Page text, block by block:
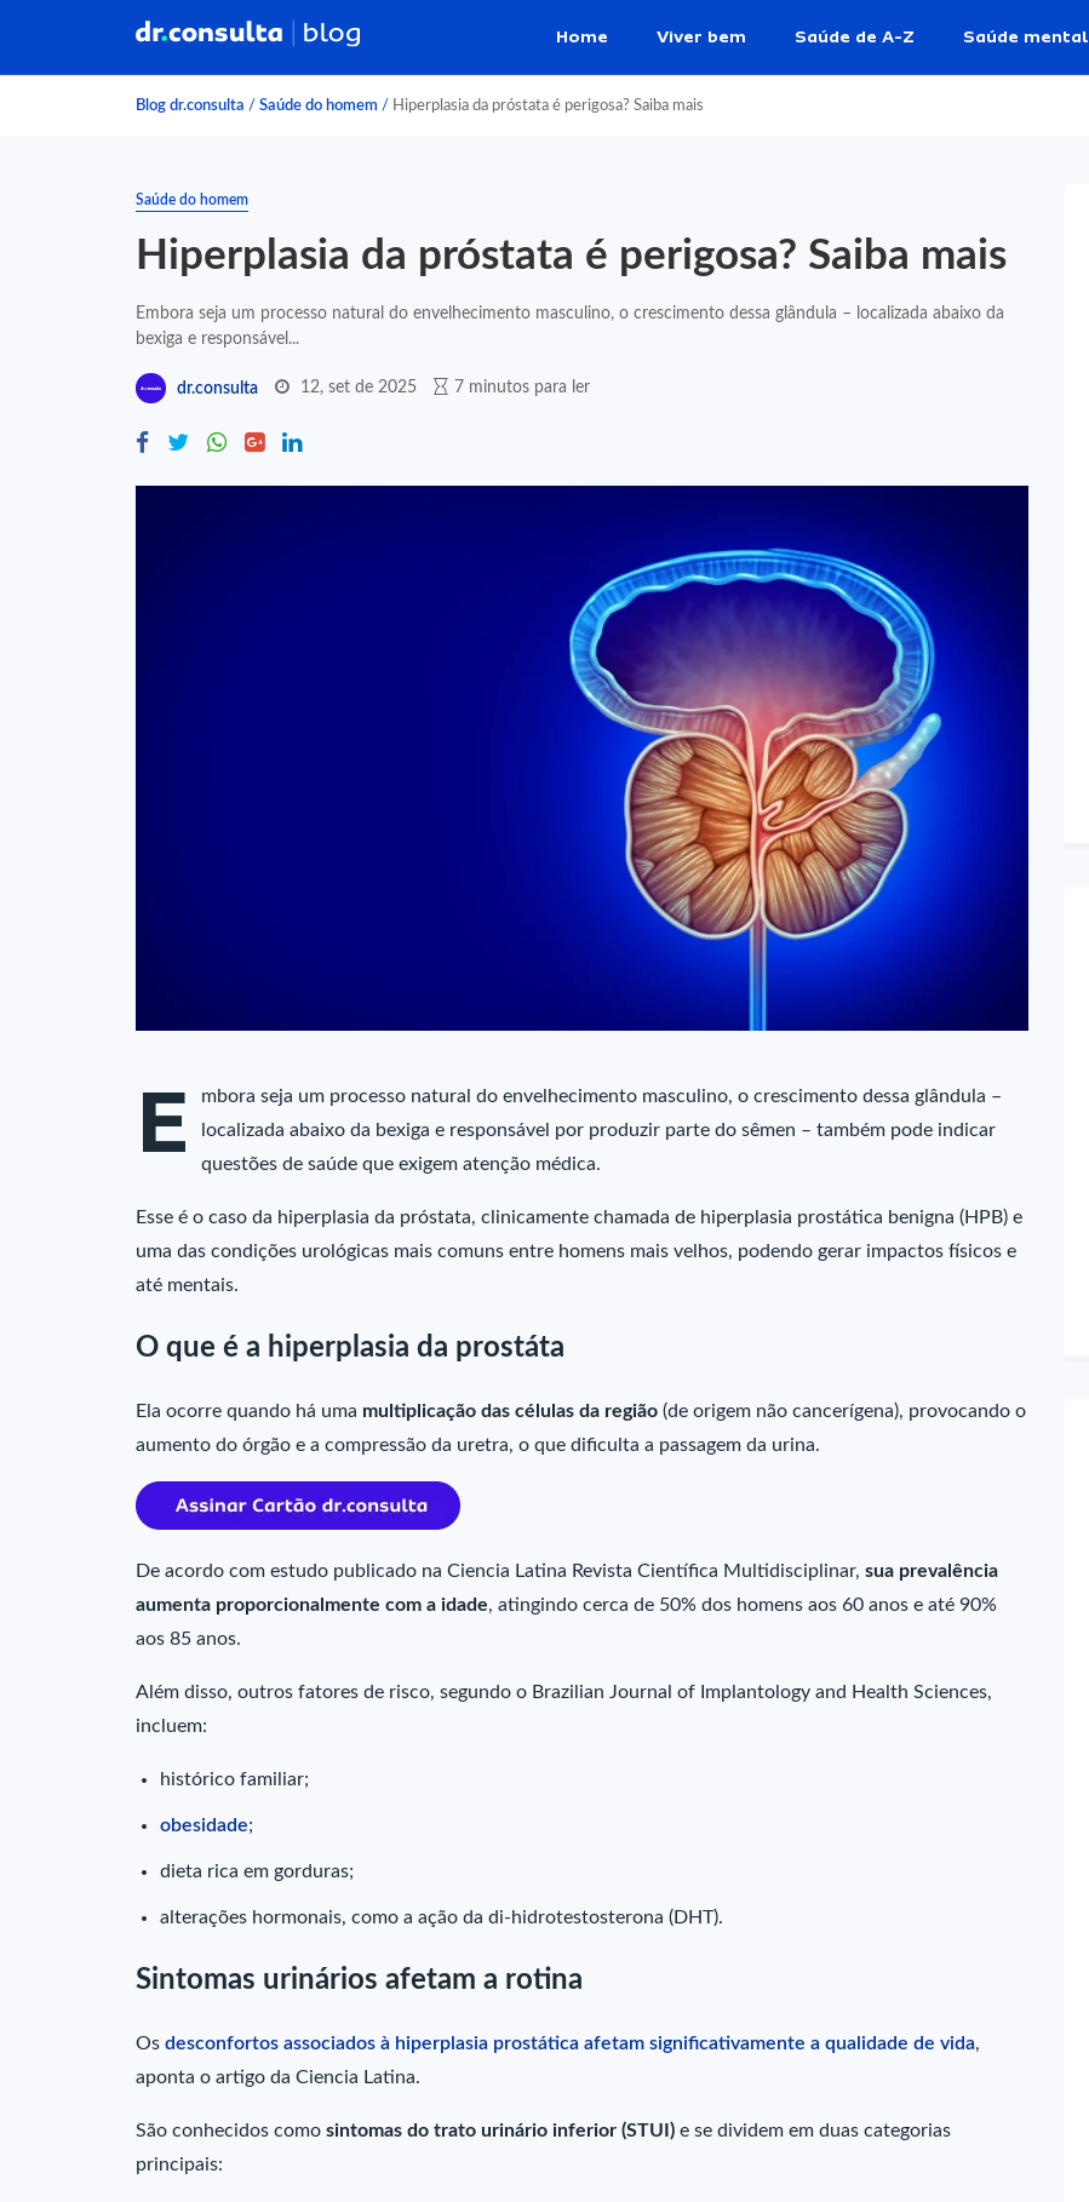
Home Viver bem Saúde de A-Z Saúde mental
Blog dr.consulta / Saúde do homem / Hiperplasia da próstata é perigosa? Saiba mais
Saúde do homem
Hiperplasia da próstata é perigosa? Saiba mais
Embora seja um processo natural do envelhecimento masculino, o crescimento dessa glândula – localizada abaixo da
bexiga e responsável...
dr.consulta 12, set de 2025 7 minutos para ler
E
mbora seja um processo natural do envelhecimento masculino, o crescimento dessa glândula –
localizada abaixo da bexiga e responsável por produzir parte do sêmen – também pode indicar
questões de saúde que exigem atenção médica.
Esse é o caso da hiperplasia da próstata, clinicamente chamada de hiperplasia prostática benigna (HPB) e
uma das condições urológicas mais comuns entre homens mais velhos, podendo gerar impactos físicos e
até mentais.
O que é a hiperplasia da prostáta
Ela ocorre quando há uma multiplicação das células da região (de origem não cancerígena), provocando o
aumento do órgão e a compressão da uretra, o que dificulta a passagem da urina.
De acordo com estudo publicado na Ciencia Latina Revista Científica Multidisciplinar, sua prevalência
aumenta proporcionalmente com a idade, atingindo cerca de 50% dos homens aos 60 anos e até 90%
aos 85 anos.
Além disso, outros fatores de risco, segundo o Brazilian Journal of Implantology and Health Sciences,
incluem:
histórico familiar;
obesidade;
dieta rica em gorduras;
alterações hormonais, como a ação da di-hidrotestosterona (DHT).
Sintomas urinários afetam a rotina
Os desconfortos associados à hiperplasia prostática afetam significativamente a qualidade de vida,
aponta o artigo da Ciencia Latina.
São conhecidos como sintomas do trato urinário inferior (STUI) e se dividem em duas categorias
principais: